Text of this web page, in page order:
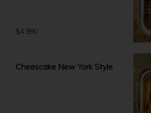
$4.990
Cheescake New York Style